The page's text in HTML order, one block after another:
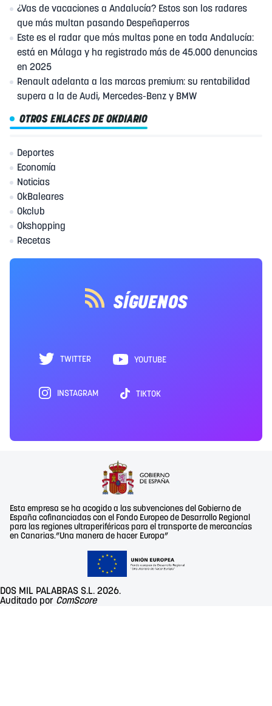
¿Vas de vacaciones a Andalucía? Estos son los radares
que más multan pasando Despeñaperros
Este es el radar que más multas pone en toda Andalucía:
está en Málaga y ha registrado más de 45.000 denuncias
en 2025
Renault adelanta a las marcas premium: su rentabilidad
supera a la de Audi, Mercedes-Benz y BMW
OTROS ENLACES DE OKDIARIO
Deportes
Economía
Noticias
OkBaleares
Okclub
Okshopping
Recetas
SÍGUENOS
TWITTER YOUTUBE
INSTAGRAM TIKTOK
Esta empresa se ha acogido a las subvenciones del Gobierno de
España cofinanciadas con el Fondo Europeo de Desarrollo Regional
para las regiones ultraperiféricas para el transporte de mercancías
en Canarias.”Una manera de hacer Europa”
DOS MIL PALABRAS S.L. 2026.
Auditado por ComScore